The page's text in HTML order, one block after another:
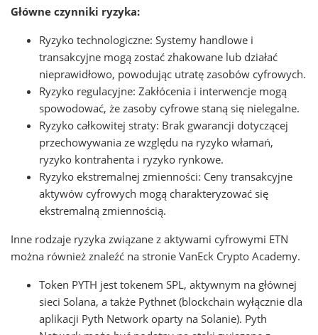
Główne czynniki ryzyka:
Ryzyko technologiczne: Systemy handlowe i
transakcyjne mogą zostać zhakowane lub działać
nieprawidłowo, powodując utratę zasobów cyfrowych.
Ryzyko regulacyjne: Zakłócenia i interwencje mogą
spowodować, że zasoby cyfrowe staną się nielegalne.
Ryzyko całkowitej straty: Brak gwarancji dotyczącej
przechowywania ze względu na ryzyko włamań,
ryzyko kontrahenta i ryzyko rynkowe.
Ryzyko ekstremalnej zmienności: Ceny transakcyjne
aktywów cyfrowych mogą charakteryzować się
ekstremalną zmiennością.
Inne rodzaje ryzyka związane z aktywami cyfrowymi ETN
można również znaleźć na stronie VanEck Crypto Academy.
Token PYTH jest tokenem SPL, aktywnym na głównej
sieci Solana, a także Pythnet (blockchain wyłącznie dla
aplikacji Pyth Network oparty na Solanie). Pyth